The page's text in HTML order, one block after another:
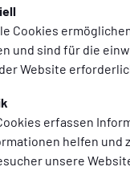
Cookies
und sind für die
Website
erfassen
helfen und
unsere